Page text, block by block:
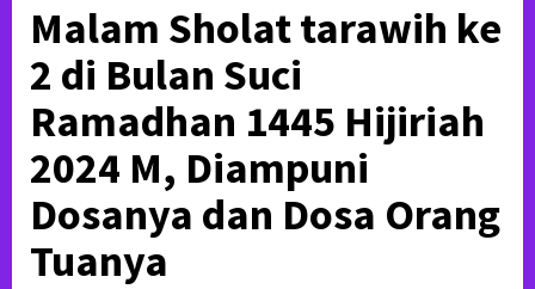
Malam Sholat tarawih ke
2 di Bulan Suci
Ramadhan 1445 Hijiriah
2024 M, Diampuni
Dosanya dan Dosa Orang
Tuanya